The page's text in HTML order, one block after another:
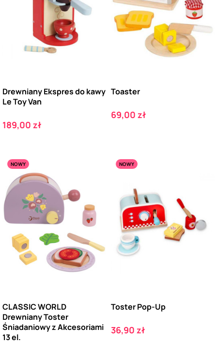
Drewniany Ekspres do kawy
Le Toy Van
Cena
189,00 zł
Toaster
Cena
69,00 zł
NOWY
CLASSIC WORLD
Drewniany Toster
Śniadaniowy z Akcesoriami
13 el.
NOWY
Toster Pop-Up
Cena
36,90 zł